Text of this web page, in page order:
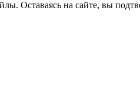
Оставаясь на сайте, вы